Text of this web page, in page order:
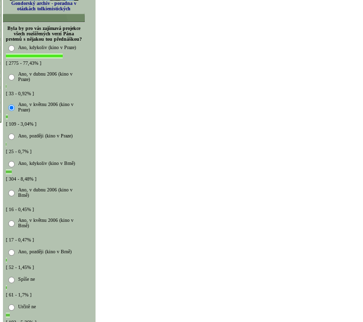
Gondorský archiv - poradna v
otázkách tolkienistických
Byla by pro vás zajímavá projekce
všech rozšířených verzí Pána
prstenů s nějakou tou přednáškou?
Ano, kdykoliv (kino v Praze)
[ 2775 - 77,43% ]
Ano, v dubnu 2006 (kino v
Praze)
[ 33 - 0,92% ]
Ano, v květnu 2006 (kino v
Praze)
[ 109 - 3,04% ]
Ano, později (kino v Praze)
[ 25 - 0,7% ]
Ano, kdykoliv (kino v Brně)
[ 304 - 8,48% ]
Ano, v dubnu 2006 (kino v
Brně)
[ 16 - 0,45% ]
Ano, v květnu 2006 (kino v
Brně)
[ 17 - 0,47% ]
Ano, později (kino v Brně)
[ 52 - 1,45% ]
Spíše ne
[ 61 - 1,7% ]
Určitě ne